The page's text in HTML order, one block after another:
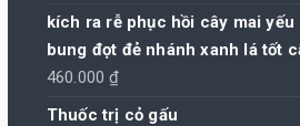
kích ra rễ phục hồi cây mai yếu
bung đọt đẻ nhánh xanh lá tốt
460.000₫
Thuốc trị cỏ gấu